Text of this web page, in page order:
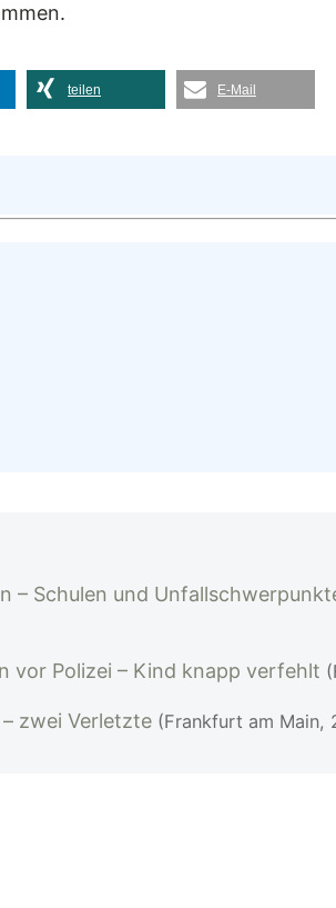
teilen E-Mail
– Schulen und
vor Polizei – Kind knapp verfehlt
zwei Verletzte (Frankfurt am Main,